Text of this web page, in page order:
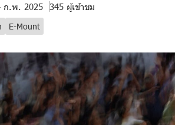
ก.พ. 2025 345 ผู้เข้าชม
E-Mount